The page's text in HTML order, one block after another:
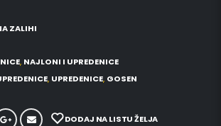
ZALIHI
, NAJLONI I UPREDENICE
, UPREDENICE, GOSEN
DODAJ NA LISTU ŽELJA